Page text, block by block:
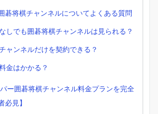
碁将棋チャンネルについてよくある質問
しでも囲碁将棋チャンネルは見られる？
ャンネルだけを契約できる？
金はかかる？
ー囲碁将棋チャンネル料金プランを完全
必見】